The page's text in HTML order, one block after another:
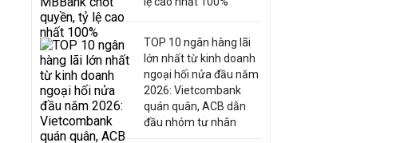
TOP 10 ngân hàng lãi
lớn nhất từ kinh doanh
ngoại hối nửa đầu năm
2026: Vietcombank
quán quân, ACB dẫn
đầu nhóm tư nhân